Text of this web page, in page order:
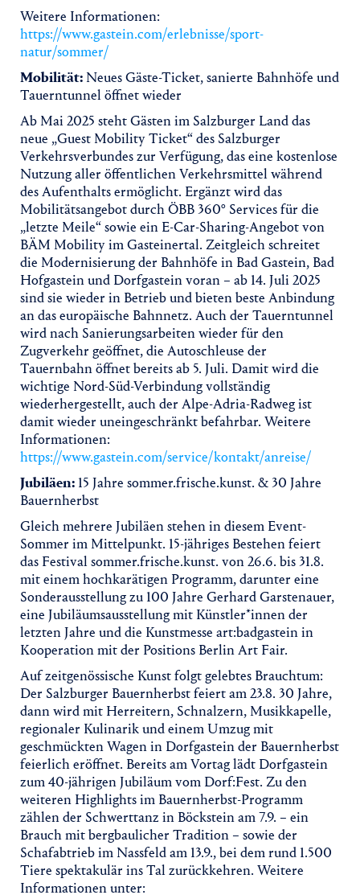
Weitere Informationen:
https://www.gastein.com/erlebnisse/sport-
natur/sommer/
Mobilität: Neues Gäste-Ticket, sanierte Bahnhöfe und
Tauerntunnel öffnet wieder
Ab Mai 2025 steht Gästen im Salzburger Land das
neue „Guest Mobility Ticket“ des Salzburger
Verkehrsverbundes zur Verfügung, das eine kostenlose
Nutzung aller öffentlichen Verkehrsmittel während
des Aufenthalts ermöglicht. Ergänzt wird das
Mobilitätsangebot durch ÖBB 360° Services für die
„letzte Meile“ sowie ein E-Car-Sharing-Angebot von
BÄM Mobility im Gasteinertal. Zeitgleich schreitet
die Modernisierung der Bahnhöfe in Bad Gastein, Bad
Hofgastein und Dorfgastein voran – ab 14. Juli 2025
sind sie wieder in Betrieb und bieten beste Anbindung
an das europäische Bahnnetz. Auch der Tauerntunnel
wird nach Sanierungsarbeiten wieder für den
Zugverkehr geöffnet, die Autoschleuse der
Tauernbahn öffnet bereits ab 5. Juli. Damit wird die
wichtige Nord-Süd-Verbindung vollständig
wiederhergestellt, auch der Alpe-Adria-Radweg ist
damit wieder uneingeschränkt befahrbar. Weitere
Informationen:
https://www.gastein.com/service/kontakt/anreise/
Jubiläen: 15 Jahre sommer.frische.kunst. & 30 Jahre
Bauernherbst
Gleich mehrere Jubiläen stehen in diesem Event-
Sommer im Mittelpunkt. 15-jähriges Bestehen feiert
das Festival sommer.frische.kunst. von 26.6. bis 31.8.
mit einem hochkarätigen Programm, darunter eine
Sonderausstellung zu 100 Jahre Gerhard Garstenauer,
eine Jubiläumsausstellung mit Künstler*innen der
letzten Jahre und die Kunstmesse art:badgastein in
Kooperation mit der Positions Berlin Art Fair.
Auf zeitgenössische Kunst folgt gelebtes Brauchtum:
Der Salzburger Bauernherbst feiert am 23.8. 30 Jahre,
dann wird mit Herreitern, Schnalzern, Musikkapelle,
regionaler Kulinarik und einem Umzug mit
geschmückten Wagen in Dorfgastein der Bauernherbst
feierlich eröffnet. Bereits am Vortag lädt Dorfgastein
zum 40-jährigen Jubiläum vom Dorf:Fest. Zu den
weiteren Highlights im Bauernherbst-Programm
zählen der Schwerttanz in Böckstein am 7.9. – ein
Brauch mit bergbaulicher Tradition – sowie der
Schafabtrieb im Nassfeld am 13.9., bei dem rund 1.500
Tiere spektakulär ins Tal zurückkehren. Weitere
Informationen unter: